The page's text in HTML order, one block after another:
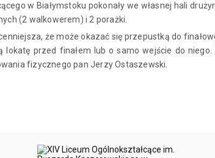
w Białymstoku pokonały we własnej hali
(2 walkowerem) i 2 porażki.
że może okazać się przepustką do
przed finałem lub o samo wejście do
fizycznego pan Jerzy Ostaszewski.